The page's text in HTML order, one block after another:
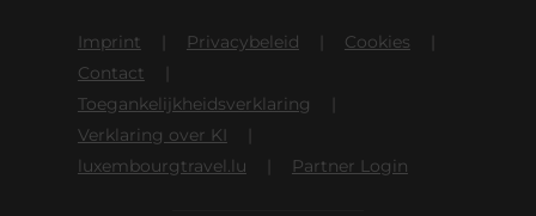
Imprint Privacybeleid
Cookies
Contact
Toegankelijkheidsverklaring
Verklaring over KI
luxembourgtravel.lu
Partner Login